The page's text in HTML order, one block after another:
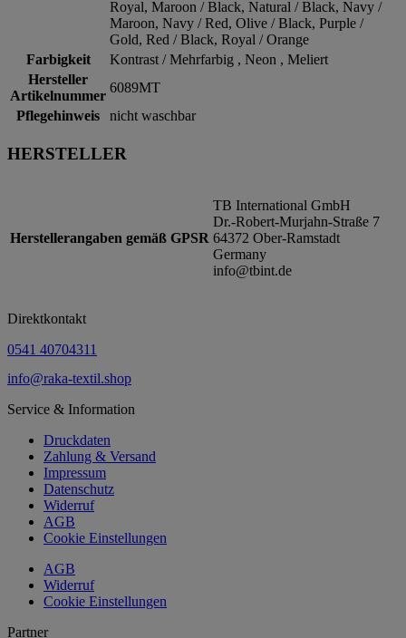
Royal, Maroon / Black, Natural / Black, Navy /
Maroon, Navy / Red, Olive / Black, Purple /
Gold, Red / Black, Royal / Orange
Farbigkeit
Kontrast / Mehrfarbig , Neon , Meliert
Hersteller
Artikelnummer
6089MT
Pflegehinweis
nicht waschbar
HERSTELLER
Herstellerangaben gemäß GPSR
TB International GmbH
Dr.-Robert-Murjahn-Straße 7
64372 Ober-Ramstadt
Germany
info@tbint.de
Direktkontakt
0541 40704311
info@raka-textil.shop
Service & Information
Druckdaten
Zahlung & Versand
Impressum
Datenschutz
Widerruf
AGB
Cookie Einstellungen
AGB
Widerruf
Cookie Einstellungen
Partner